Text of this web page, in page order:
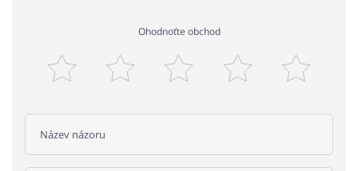
Ohodnoťte obchod